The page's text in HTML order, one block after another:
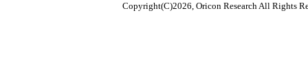
Copyright(C)2026, Oricon Research All Rights